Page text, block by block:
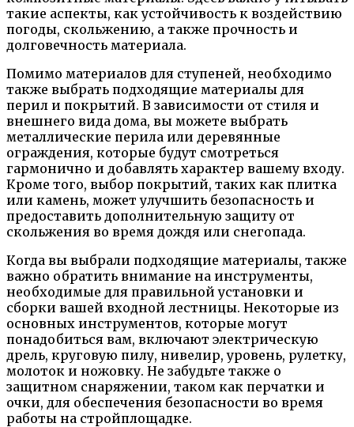
такие аспекты, как устойчивость к воздействию
погоды, скольжению, а также прочность и
долговечность материала.
Помимо материалов для ступеней, необходимо
также выбрать подходящие материалы для
перил и покрытий. В зависимости от стиля и
внешнего вида дома, вы можете выбрать
металлические перила или деревянные
ограждения, которые будут смотреться
гармонично и добавлять характер вашему входу.
Кроме того, выбор покрытий, таких как плитка
или камень, может улучшить безопасность и
предоставить дополнительную защиту от
скольжения во время дождя или снегопада.
Когда вы выбрали подходящие материалы, также
важно обратить внимание на инструменты,
необходимые для правильной установки и
сборки вашей входной лестницы. Некоторые из
основных инструментов, которые могут
понадобиться вам, включают электрическую
дрель, круговую пилу, нивелир, уровень, рулетку,
молоток и ножовку. Не забудьте также о
защитном снаряжении, таком как перчатки и
очки, для обеспечения безопасности во время
работы на стройплощадке.